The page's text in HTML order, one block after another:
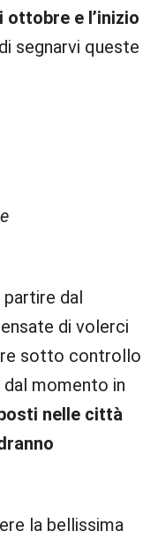
ottobre e l’inizio
segnarvi queste
partire dal
di volerci
sotto controllo
dal momento in
nelle città
la bellissima